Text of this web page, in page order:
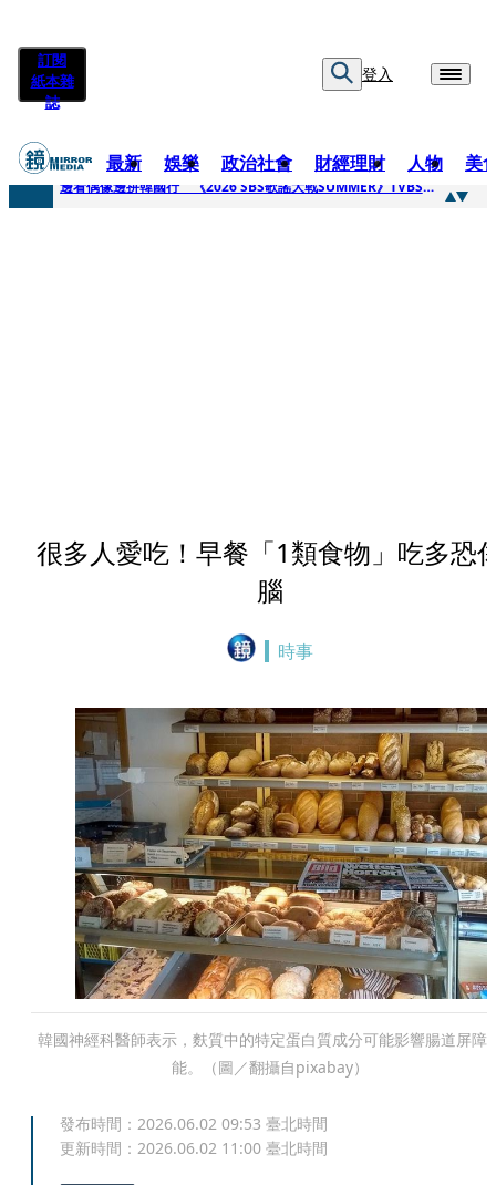
訂閱
紙本雜
誌
登入
最新 娛樂 政治社會 財經理財 人物 美
快訊
邊看偶像邊拚韓國行 《2026 SBS歌謠大戰SUMMER》TVBS直播祭追星福利
很多人愛吃！早餐「1類食物」吃多恐
腦
時事
韓國神經科醫師表示，麩質中的特定蛋白質成分可能影響腸道屏障
能。（圖／翻攝自pixabay）
發布時間： 2026.06.02 09:53 臺北時間
更新時間： 2026.06.02 11:00 臺北時間